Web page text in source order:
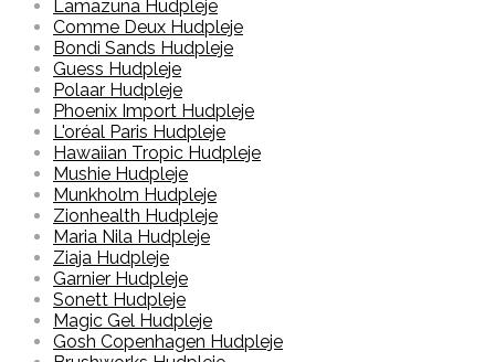
Lamazuna Hudpleje
Comme Deux Hudpleje
Bondi Sands Hudpleje
Guess Hudpleje
Polaar Hudpleje
Phoenix Import Hudpleje
L'oréal Paris Hudpleje
Hawaiian Tropic Hudpleje
Mushie Hudpleje
Munkholm Hudpleje
Zionhealth Hudpleje
Maria Nila Hudpleje
Ziaja Hudpleje
Garnier Hudpleje
Sonett Hudpleje
Magic Gel Hudpleje
Gosh Copenhagen Hudpleje